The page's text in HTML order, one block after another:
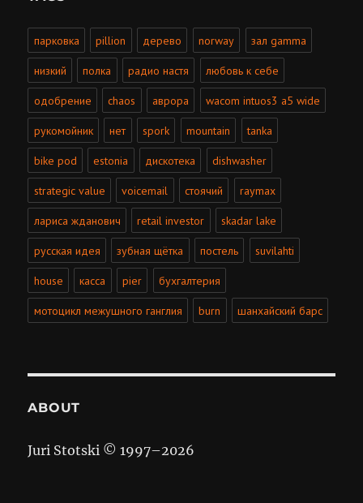
парковка pillion дерево norway зал gamma
низкий полка радио настя любовь к себе
одобрение chaos аврора wacom intuos3 a5 wide
рукомойник нет spork mountain tanka
bike pod estonia дискотека dishwasher
strategic value voicemail стоячий raymax
лариса жданович retail investor skadar lake
русская идея зубная щётка постель suvilahti
house касса pier бухгалтерия
мотоцикл межушного ганглия burn шанхайский барс
ABOUT
Juri Stotski © 1997–2026